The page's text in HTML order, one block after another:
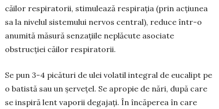
căilor respiratorii, stimulează res­pirația (prin acțiunea
sa la nivelul sistemului nervos central), reduce într-o
anumită măsură sen­zațiile neplăcute asociate
obstrucției căilor respira­torii.
Se pun 3-4 picături de ulei volatil integral de eu­calipt pe
o batistă sau un șervețel. Se apropie de nări, după care
se inspiră lent vaporii degajați. În încăperea în care